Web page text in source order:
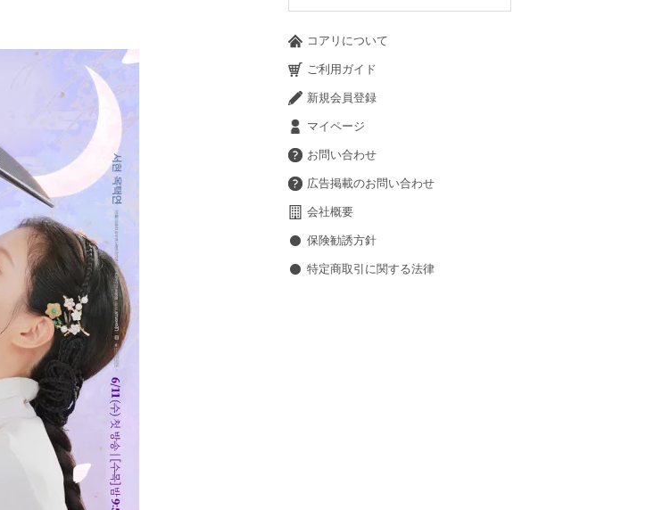
コアリについて
ご利用ガイド
新規会員登録
マイページ
お問い合わせ
広告掲載のお問い合わせ
会社概要
保険勧誘方針
特定商取引に関する法律